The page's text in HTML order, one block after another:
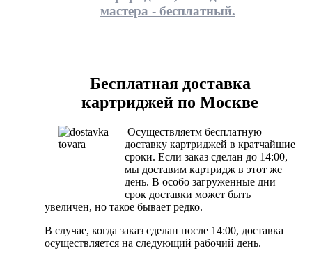
мастера - бесплатный.
Бесплатная доставка
картриджей по Москве
Осуществляетм бесплатную
доставку картриджей в кратчайшие
сроки. Если заказ сделан до 14:00,
мы доставим картридж в этот же
день. В особо загруженные дни
срок доставки может быть
увеличен, но такое бывает редко.
В случае, когда заказ сделан после 14:00, доставка
осуществляется на следующий рабочий день.